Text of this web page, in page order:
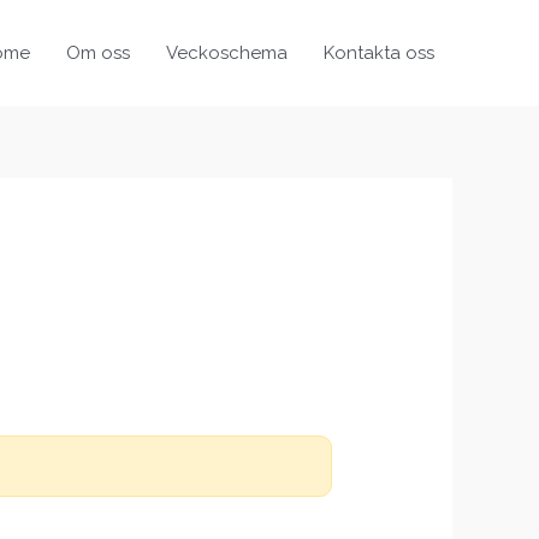
Om oss Veckoschema Kontakta oss